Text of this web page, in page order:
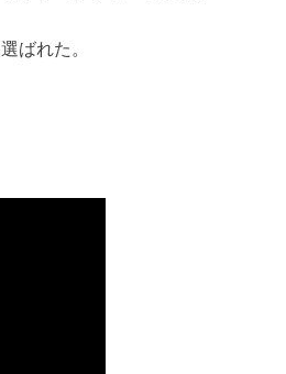
ばれた。